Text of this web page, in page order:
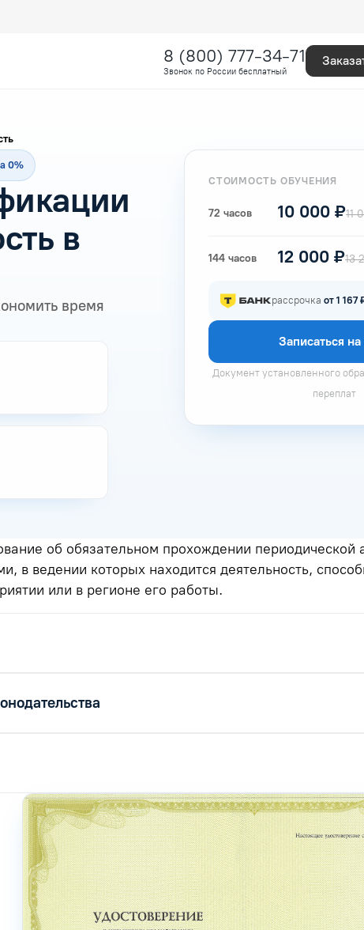
8 (800) 777-34-71
Звонок по России бесплатный
0%
в
время
СТОИМОСТЬ ОБУЧЕНИЯ
72 часов 10 000 ₽11
144 часов 12 000 ₽13
рассрочка от 1 167
Записаться на
Документ установленного
переплат
об обязательном прохождении периодической
в ведении которых находится деятельность,
или в регионе его работы.